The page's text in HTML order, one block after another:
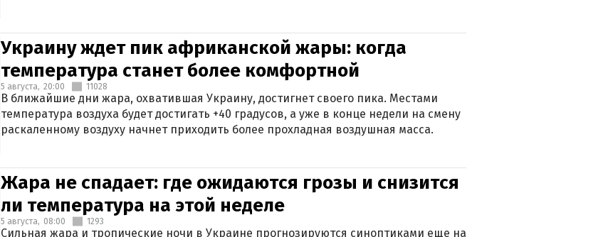
Украину ждет пик африканской жары: когда
температура станет более комфортной
5 августа, 20:00 11028
В ближайшие дни жара, охватившая Украину, достигнет своего пика. Местами
температура воздуха будет достигать +40 градусов, а уже в конце недели на смену
раскаленному воздуху начнет приходить более прохладная воздушная масса.
Жара не спадает: где ожидаются грозы и снизится
ли температура на этой неделе
5 августа, 08:00 1293
Сильная жара и тропические ночи в Украине прогнозируются синоптиками еще на